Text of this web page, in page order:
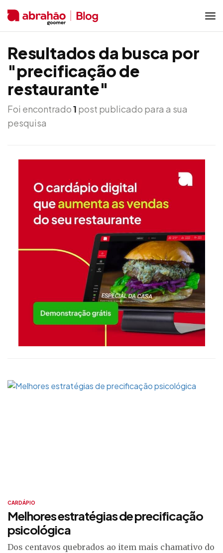
Resultados da busca por
"precificação de
restaurante"
Foi encontrado1 post publicado para a sua
pesquisa
CARDÁPIO
Melhores estratégias de precificação
psicológica
Dos centavos quebrados ao item mais chamativo do